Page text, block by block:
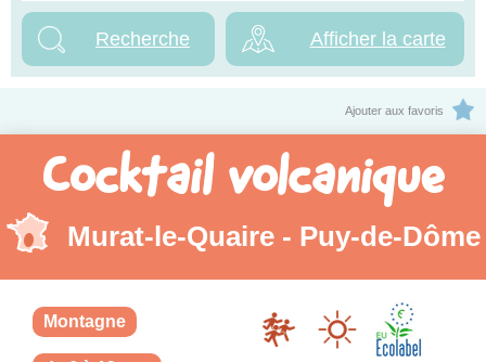
Afficher la carte
Ajouter aux favoris
Cocktail volcanique
Murat-le-Quaire - Puy-de-Dôme
Montagne